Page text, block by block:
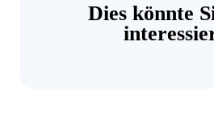
Dies könnte